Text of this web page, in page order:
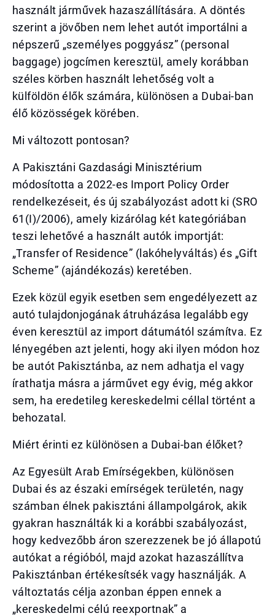
használt járművek hazaszállítására. A döntés
szerint a jövőben nem lehet autót importálni a
népszerű „személyes poggyász” (personal
baggage) jogcímen keresztül, amely korábban
széles körben használt lehetőség volt a
külföldön élők számára, különösen a Dubai-ban
élő közösségek körében.
Mi változott pontosan?
A Pakisztáni Gazdasági Minisztérium
módosította a 2022-es Import Policy Order
rendelkezéseit, és új szabályozást adott ki (SRO
61(I)/2006), amely kizárólag két kategóriában
teszi lehetővé a használt autók importját:
„Transfer of Residence” (lakóhelyváltás) és „Gift
Scheme” (ajándékozás) keretében.
Ezek közül egyik esetben sem engedélyezett az
autó tulajdonjogának átruházása legalább egy
éven keresztül az import dátumától számítva. Ez
lényegében azt jelenti, hogy aki ilyen módon hoz
be autót Pakisztánba, az nem adhatja el vagy
írathatja másra a járművet egy évig, még akkor
sem, ha eredetileg kereskedelmi céllal történt a
behozatal.
Miért érinti ez különösen a Dubai-ban élőket?
Az Egyesült Arab Emírségekben, különösen
Dubai és az északi emírségek területén, nagy
számban élnek pakisztáni állampolgárok, akik
gyakran használták ki a korábbi szabályozást,
hogy kedvezőbb áron szerezzenek be jó állapotú
autókat a régióból, majd azokat hazaszállítva
Pakisztánban értékesítsék vagy használják. A
változtatás célja azonban éppen ennek a
„kereskedelmi célú reexportnak” a